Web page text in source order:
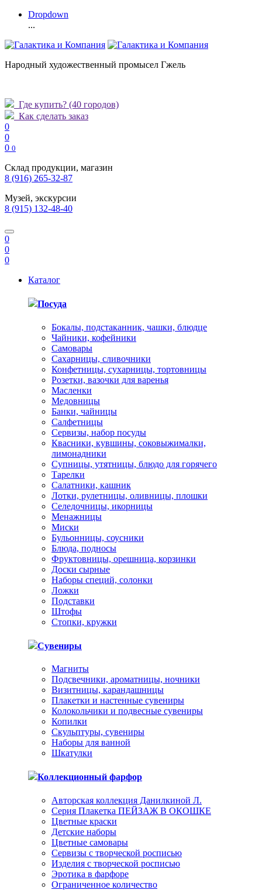
Dropdown
...
Народный художественный промысел Гжель
Где купить? (40 городов)
Как сделать заказ
0
0
0 0
Склад продукции, магазин
8 (916) 265-32-87
Музей, экскурсии
8 (915) 132-48-40
0
0
0
Каталог
Посуда
Бокалы, подстаканник, чашки, блюдце
Чайники, кофейники
Самовары
Сахарницы, сливочники
Конфетницы, сухарницы, тортовницы
Розетки, вазочки для варенья
Масленки
Медовницы
Банки, чайницы
Салфетницы
Сервизы, набор посуды
Квасники, кувшины, соковыжималки,
лимонадники
Супницы, утятницы, блюдо для горячего
Тарелки
Салатники, кашник
Лотки, рулетницы, оливницы, плошки
Селедочницы, икорницы
Менажницы
Миски
Бульонницы, соусники
Блюда, подносы
Фруктовницы, орешница, корзинки
Доски сырные
Наборы специй, солонки
Ложки
Подставки
Штофы
Стопки, кружки
Сувениры
Магниты
Подсвечники, ароматницы, ночники
Визитницы, карандашницы
Плакетки и настенные сувениры
Колокольчики и подвесные сувениры
Копилки
Скульптуры, сувениры
Наборы для ванной
Шкатулки
Коллекционный фарфор
Авторская коллекция Данилкиной Л.
Серия Плакетка ПЕЙЗАЖ В ОКОШКЕ
Цветные краски
Детские наборы
Цветные самовары
Сервизы с творческой росписью
Изделия с творческой росписью
Эротика в фарфоре
Ограниченное количество